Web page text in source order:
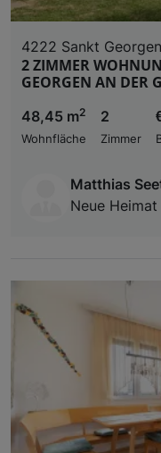
4222 Sankt
2 ZIMMER
GEORGEN AN DER
48,45 m2
Wohnfläche
2
Zimmer
Matthias
Neue Heimat